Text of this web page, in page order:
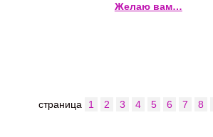
Желаю вам…
страница 1 2 3 4 5 6 7 8